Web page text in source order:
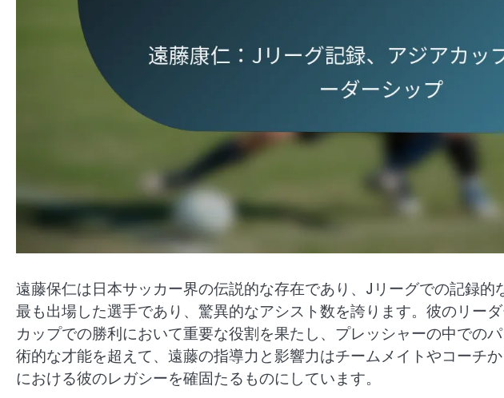
遠藤保仁は日本サッカー界の伝説的な存在であり、Jリーグでの記録
最も出場した選手であり、驚異的なアシスト数を誇ります。彼のリー
カップでの勝利において重要な役割を果たし、プレッシャーの中での
術的な才能を超えて、遠藤の指導力と影響力はチームメイトやコーチ
における彼のレガシーを確固たるものにしています。